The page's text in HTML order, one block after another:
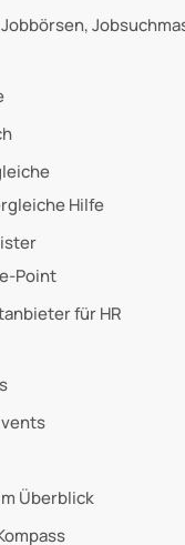
Hilfe
Point
für HR
Überblick